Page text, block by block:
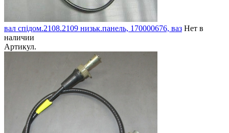
вал спідом.2108.2109 низьк.панель, 170000676, ваз Нет в
наличии
Артикул.